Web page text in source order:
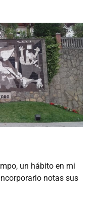
un hábito en mi
notas sus